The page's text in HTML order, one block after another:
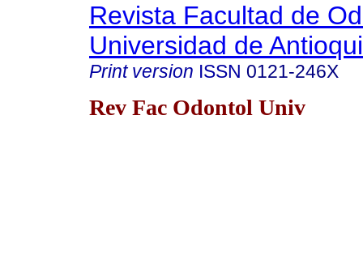
Revista Facultad de
Universidad de
Print version ISSN 0121-246X
Rev Fac Odontol Univ